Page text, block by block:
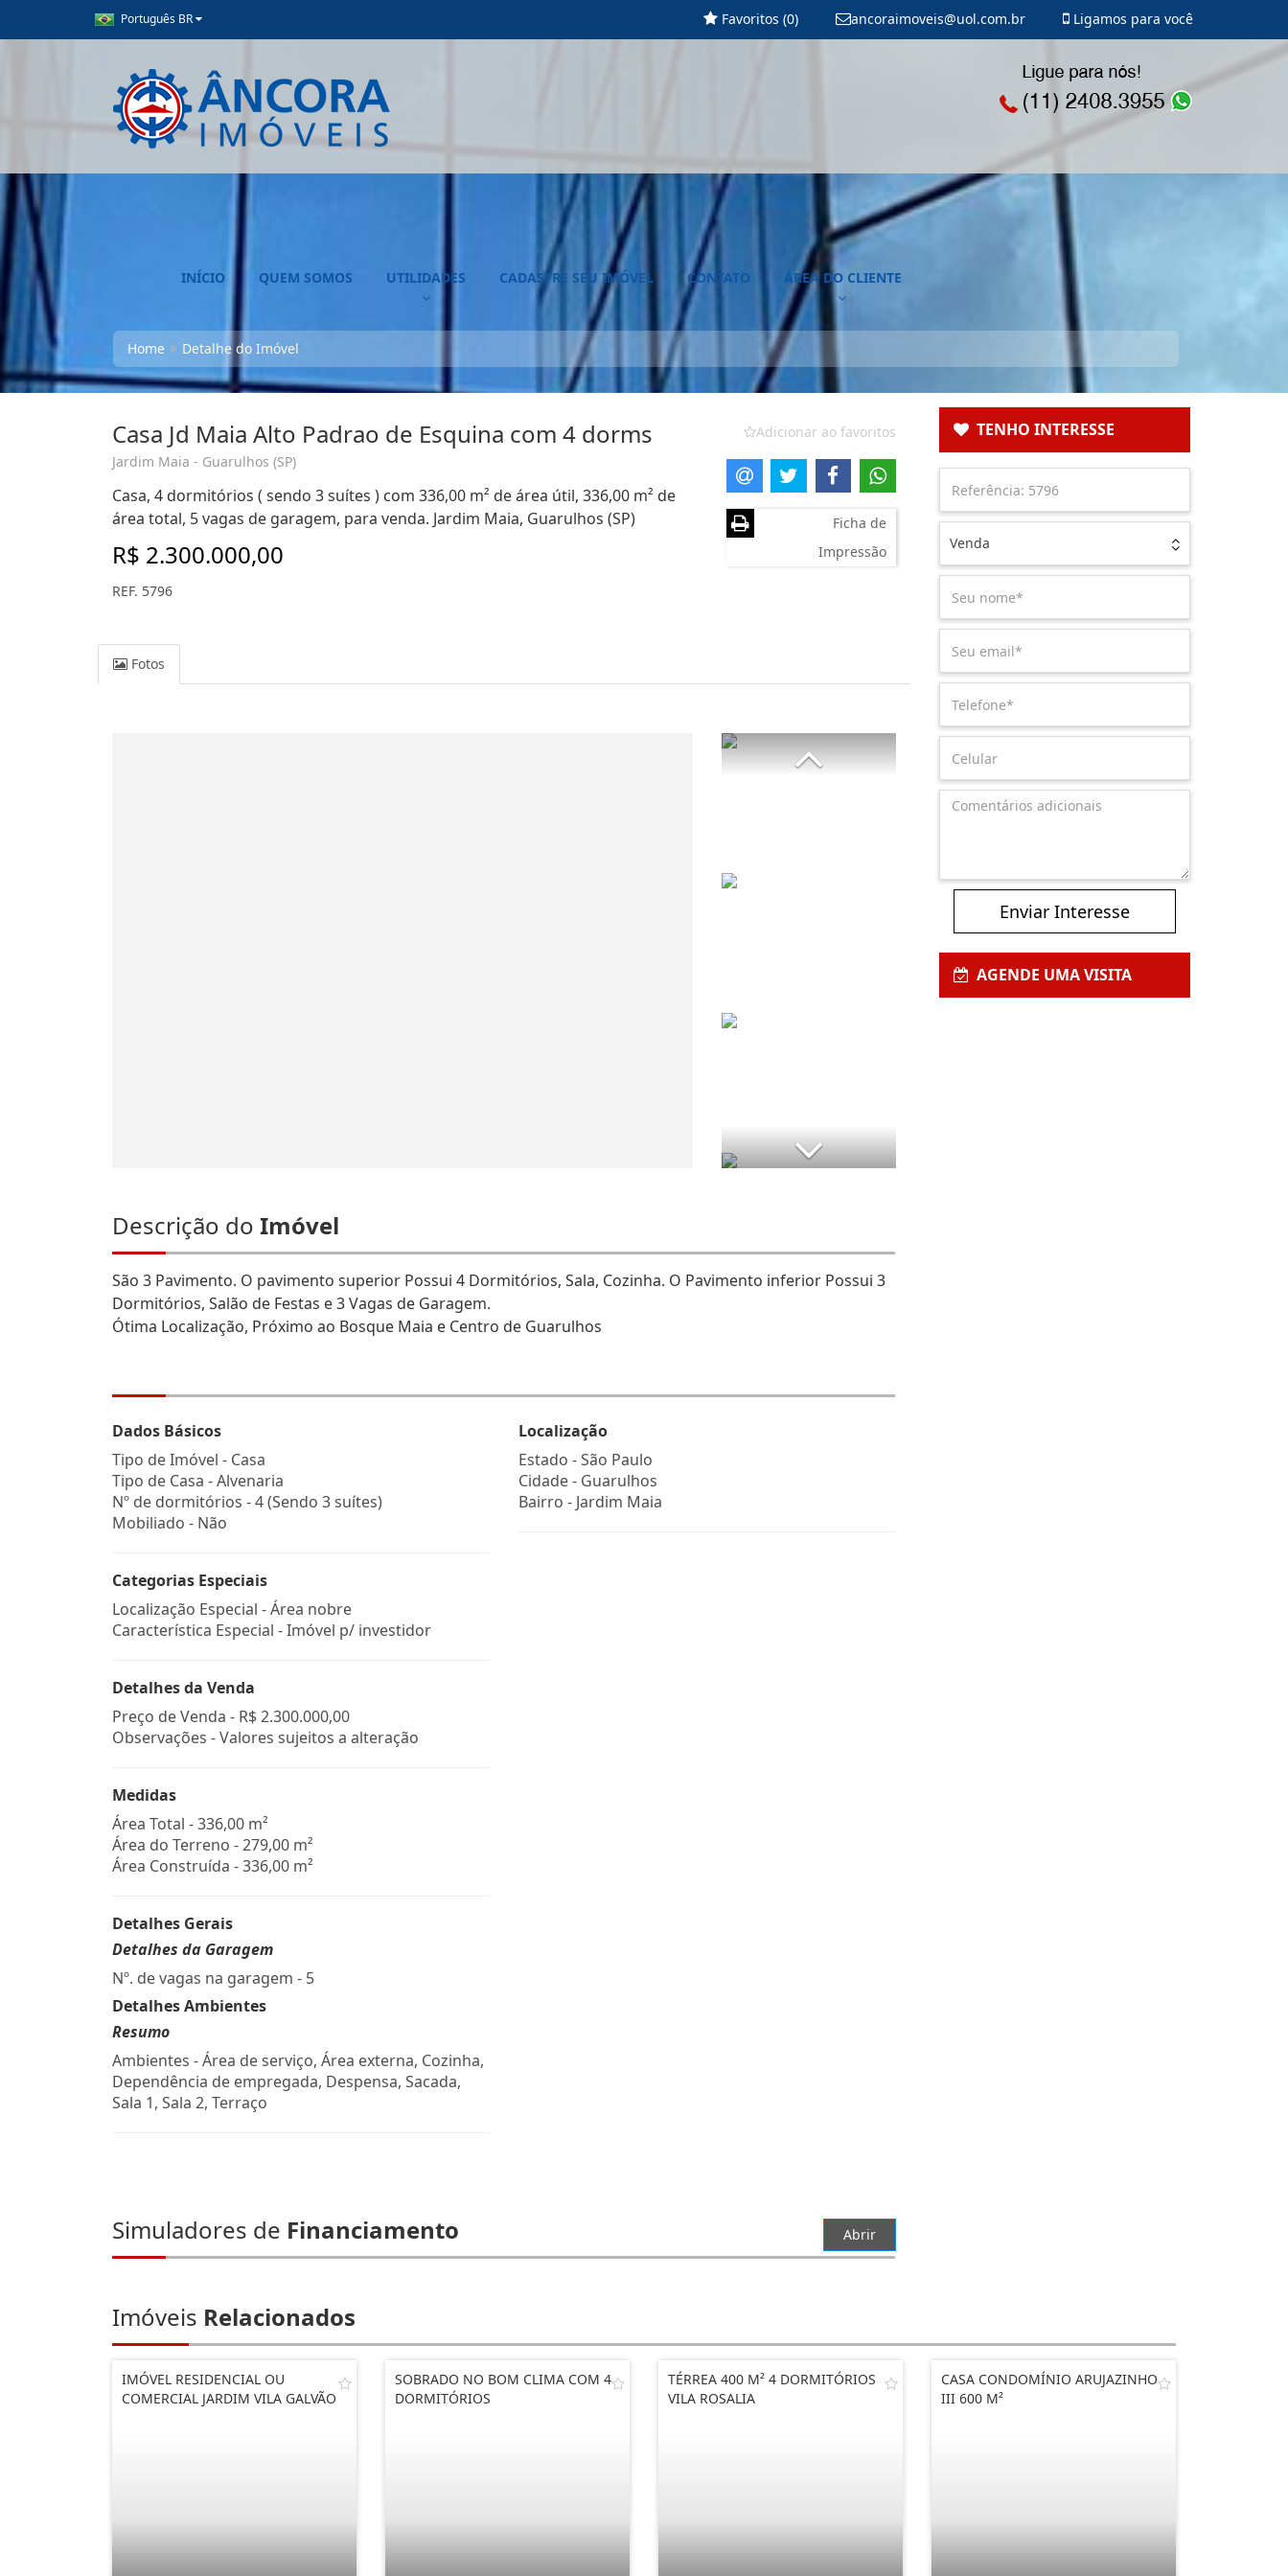
Português BR Ligamos para você
ancoraimoveis@uol.com.br
Favoritos (0)
INÍCIO QUEM SOMOS UTILIDADES CADASTRE SEU IMÓVEL CONTATO ÁREA DO CLIENTE
Home Detalhe do Imóvel
Casa Jd Maia Alto Padrao de Esquina com 4 dorms
Jardim Maia - Guarulhos (SP)
Casa, 4 dormitórios ( sendo 3 suítes ) com 336,00 m² de área útil, 336,00 m² de
área total, 5 vagas de garagem, para venda. Jardim Maia, Guarulhos (SP)
R$ 2.300.000,00
REF. 5796
Adicionar ao favoritos
Ficha de
Impressão
Fotos
Descrição do Imóvel
São 3 Pavimento. O pavimento superior Possui 4 Dormitórios, Sala, Cozinha. O Pavimento inferior Possui 3
Dormitórios, Salão de Festas e 3 Vagas de Garagem.
Ótima Localização, Próximo ao Bosque Maia e Centro de Guarulhos
Dados Básicos
Tipo de Imóvel - Casa
Tipo de Casa - Alvenaria
Nº de dormitórios - 4 (Sendo 3 suítes)
Mobiliado - Não
Categorias Especiais
Localização Especial - Área nobre
Característica Especial - Imóvel p/ investidor
Detalhes da Venda
Preço de Venda - R$ 2.300.000,00
Observações - Valores sujeitos a alteração
Medidas
Área Total - 336,00 m²
Área do Terreno - 279,00 m²
Área Construída - 336,00 m²
Detalhes Gerais
Detalhes da Garagem
Nº. de vagas na garagem - 5
Detalhes Ambientes
Resumo
Ambientes - Área de serviço, Área externa, Cozinha,
Dependência de empregada, Despensa, Sacada,
Sala 1, Sala 2, Terraço
Localização
Estado -São Paulo
Cidade - Guarulhos
Bairro - Jardim Maia
Simuladores de Financiamento Abrir
TENHO INTERESSE
Venda
Enviar Interesse
AGENDE UMA VISITA
Imóveis Relacionados
IMÓVEL RESIDENCIAL OU
COMERCIAL JARDIM VILA GALVÃO
SOBRADO NO BOM CLIMA COM 4
DORMITÓRIOS
TÉRREA 400 M² 4 DORMITÓRIOS
VILA ROSALIA
CASA CONDOMÍNIO ARUJAZINHO
III 600 M²